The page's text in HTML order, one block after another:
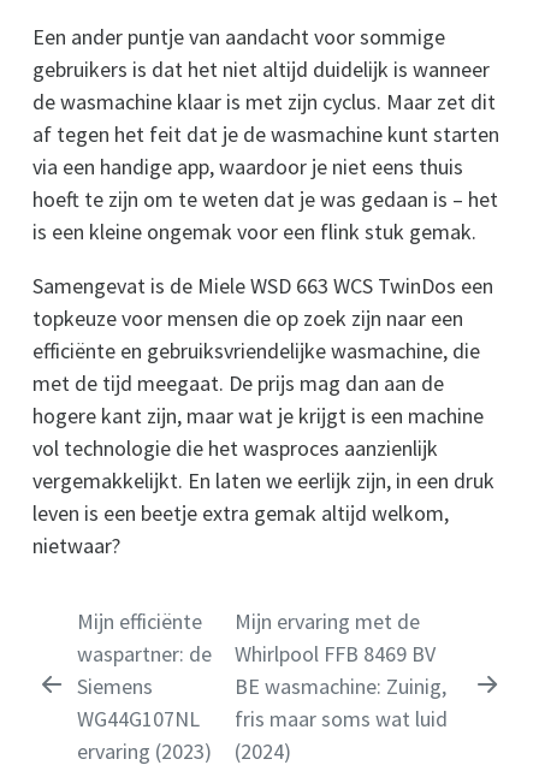
Een ander puntje van aandacht voor sommige
gebruikers is dat het niet altijd duidelijk is wanneer
de wasmachine klaar is met zijn cyclus. Maar zet dit
af tegen het feit dat je de wasmachine kunt starten
via een handige app, waardoor je niet eens thuis
hoeft te zijn om te weten dat je was gedaan is – het
is een kleine ongemak voor een flink stuk gemak.
Samengevat is de Miele WSD 663 WCS TwinDos een
topkeuze voor mensen die op zoek zijn naar een
efficiënte en gebruiksvriendelijke wasmachine, die
met de tijd meegaat. De prijs mag dan aan de
hogere kant zijn, maar wat je krijgt is een machine
vol technologie die het wasproces aanzienlijk
vergemakkelijkt. En laten we eerlijk zijn, in een druk
leven is een beetje extra gemak altijd welkom,
nietwaar?
Mijn efficiënte
waspartner: de
Siemens
WG44G107NL
ervaring (2023)
Mijn ervaring met de
Whirlpool FFB 8469 BV
BE wasmachine: Zuinig,
fris maar soms wat luid
(2024)